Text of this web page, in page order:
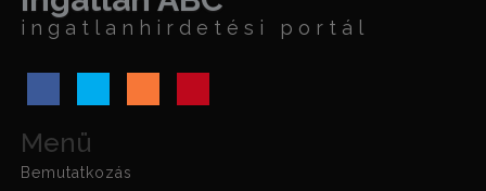
ingatlanhirdetési portál
Menü
Bemutatkozás